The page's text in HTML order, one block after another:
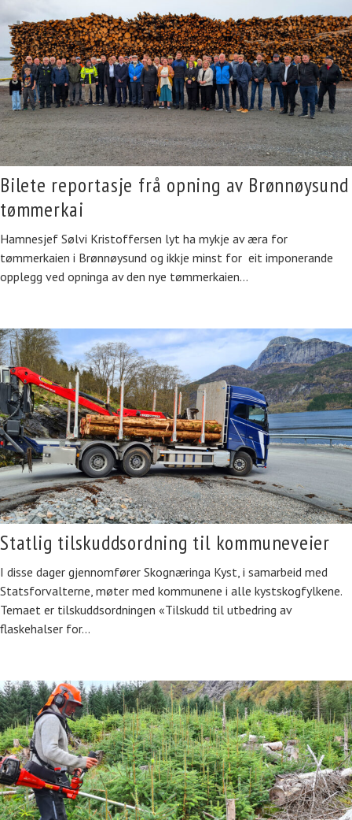
Bilete reportasje frå opning av Brønnøysund
tømmerkai
Hamnesjef Sølvi Kristoffersen lyt ha mykje av æra for
tømmerkaien i Brønnøysund og ikkje minst for eit imponerande
opplegg ved opninga av den nye tømmerkaien…
Statlig tilskuddsordning til kommuneveier
I disse dager gjennomfører Skognæringa Kyst, i samarbeid med
Statsforvalterne, møter med kommunene i alle kystskogfylkene.
Temaet er tilskuddsordningen «Tilskudd til utbedring av
flaskehalser for…